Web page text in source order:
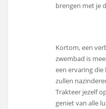
brengen met je
Kortom, een
zwembad is
een ervaring
zullen
Trakteer jezelf
geniet van alle